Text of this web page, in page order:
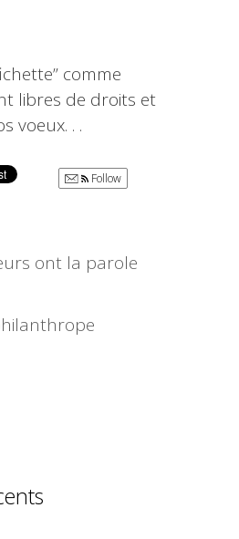
comme
libres de droits et
voeux. . .
Follow
ont la parole